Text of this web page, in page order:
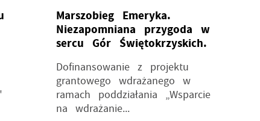
Marszobieg Emeryka.
Niezapomniana przygoda w
sercu Gór Świętokrzyskich.
Dofinansowanie z projektu
grantowego wdrażanego w
ramach poddziałania „Wsparcie
na wdrażanie...